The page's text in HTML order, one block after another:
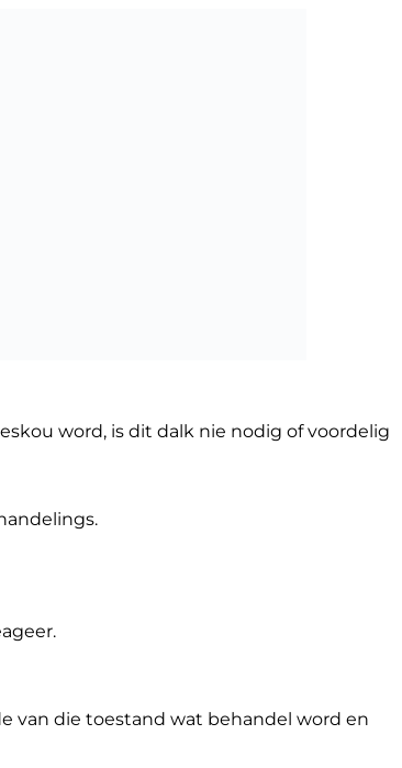
word, is dit dalk nie nodig of voordelig
van die toestand wat behandel word en